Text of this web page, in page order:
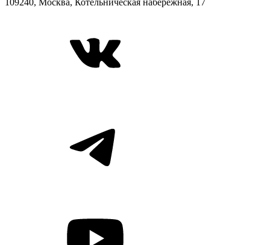
109240, Москва, Котельническая набережная, 17